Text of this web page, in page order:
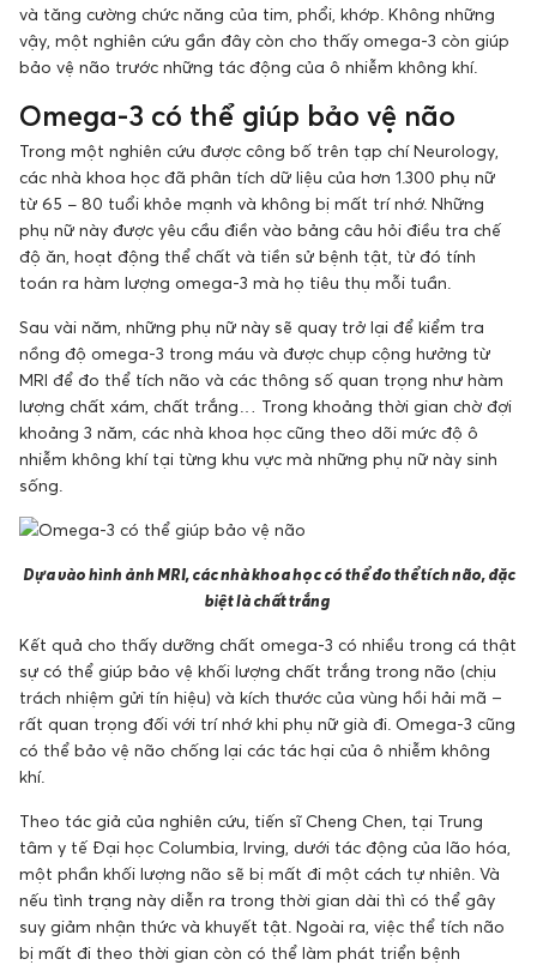
và tăng cường chức năng của tim, phổi, khớp. Không những
vậy, một nghiên cứu gần đây còn cho thấy omega-3 còn giúp
bảo vệ não trước những tác động của ô nhiễm không khí.
Omega-3 có thể giúp bảo vệ não
Trong một nghiên cứu được công bố trên tạp chí Neurology,
các nhà khoa học đã phân tích dữ liệu của hơn 1.300 phụ nữ
từ 65 − 80 tuổi khỏe mạnh và không bị mất trí nhớ. Những
phụ nữ này được yêu cầu điền vào bảng câu hỏi điều tra chế
độ ăn, hoạt động thể chất và tiền sử bệnh tật, từ đó tính
toán ra hàm lượng omega-3 mà họ tiêu thụ mỗi tuần.
Sau vài năm, những phụ nữ này sẽ quay trở lại để kiểm tra
nồng độ omega-3 trong máu và được chụp cộng hưởng từ
MRI để đo thể tích não và các thông số quan trọng như hàm
lượng chất xám, chất trắng… Trong khoảng thời gian chờ đợi
khoảng 3 năm, các nhà khoa học cũng theo dõi mức độ ô
nhiễm không khí tại từng khu vực mà những phụ nữ này sinh
sống.
Dựa vào hình ảnh MRI, các nhà khoa học có thể đo thể tích não, đặc
biệt là chất trắng
Kết quả cho thấy dưỡng chất omega-3 có nhiều trong cá thật
sự có thể giúp bảo vệ khối lượng chất trắng trong não (chịu
trách nhiệm gửi tín hiệu) và kích thước của vùng hồi hải mã –
rất quan trọng đối với trí nhớ khi phụ nữ già đi. Omega-3 cũng
có thể bảo vệ não chống lại các tác hại của ô nhiễm không
khí.
Theo tác giả của nghiên cứu, tiến sĩ Cheng Chen, tại Trung
tâm y tế Đại học Columbia, Irving, dưới tác động của lão hóa,
một phần khối lượng não sẽ bị mất đi một cách tự nhiên. Và
nếu tình trạng này diễn ra trong thời gian dài thì có thể gây
suy giảm nhận thức và khuyết tật. Ngoài ra, việc thể tích não
bị mất đi theo thời gian còn có thể làm phát triển bệnh